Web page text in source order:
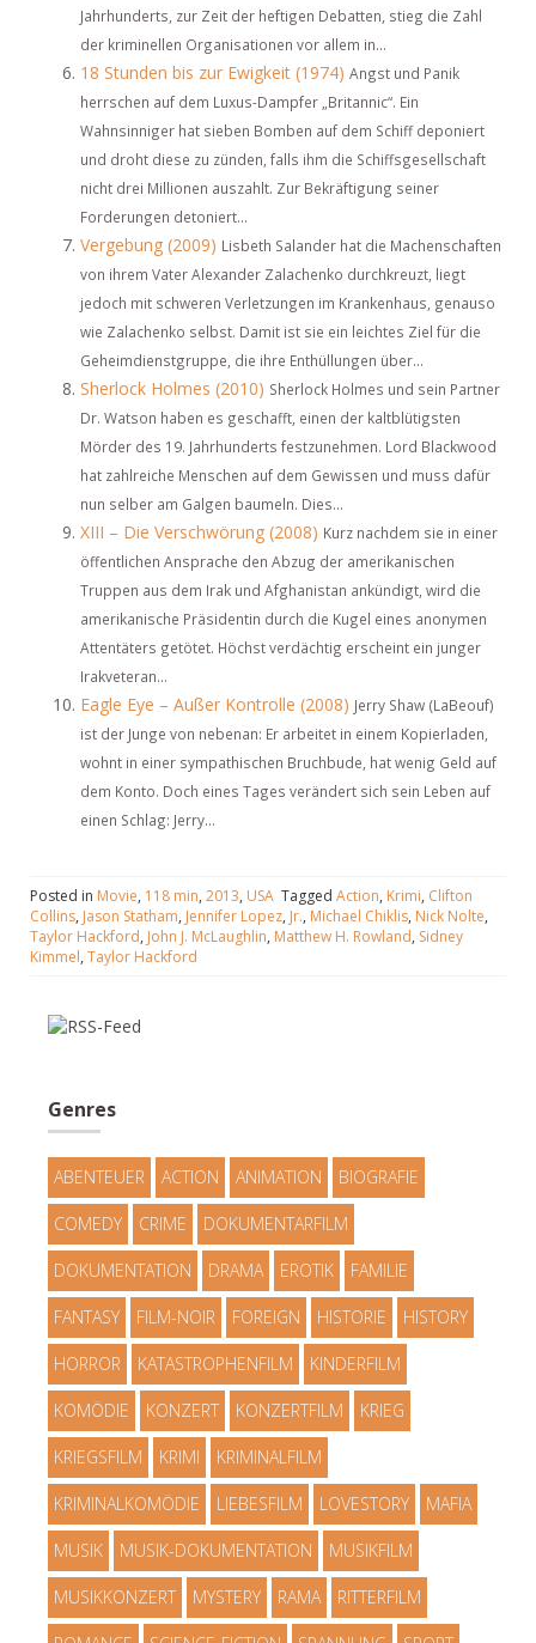
Jahrhunderts, zur Zeit der heftigen Debatten, stieg die Zahl
der kriminellen Organisationen vor allem in...
18 Stunden bis zur Ewigkeit (1974) Angst und Panik
herrschen auf dem Luxus-Dampfer „Britannic“. Ein
Wahnsinniger hat sieben Bomben auf dem Schiff deponiert
und droht diese zu zünden, falls ihm die Schiffsgesellschaft
nicht drei Millionen auszahlt. Zur Bekräftigung seiner
Forderungen detoniert...
Vergebung (2009) Lisbeth Salander hat die Machenschaften
von ihrem Vater Alexander Zalachenko durchkreuzt, liegt
jedoch mit schweren Verletzungen im Krankenhaus, genauso
wie Zalachenko selbst. Damit ist sie ein leichtes Ziel für die
Geheimdienstgruppe, die ihre Enthüllungen über...
Sherlock Holmes (2010) Sherlock Holmes und sein Partner
Dr. Watson haben es geschafft, einen der kaltblütigsten
Mörder des 19. Jahrhunderts festzunehmen. Lord Blackwood
hat zahlreiche Menschen auf dem Gewissen und muss dafür
nun selber am Galgen baumeln. Dies...
XIII – Die Verschwörung (2008) Kurz nachdem sie in einer
öffentlichen Ansprache den Abzug der amerikanischen
Truppen aus dem Irak und Afghanistan ankündigt, wird die
amerikanische Präsidentin durch die Kugel eines anonymen
Attentäters getötet. Höchst verdächtig erscheint ein junger
Irakveteran...
Eagle Eye – Außer Kontrolle (2008) Jerry Shaw (LaBeouf)
ist der Junge von nebenan: Er arbeitet in einem Kopierladen,
wohnt in einer sympathischen Bruchbude, hat wenig Geld auf
dem Konto. Doch eines Tages verändert sich sein Leben auf
einen Schlag: Jerry...
Posted in Movie, 118 min, 2013, USA Tagged Action, Krimi, Clifton
Collins, Jason Statham, Jennifer Lopez, Jr., Michael Chiklis, Nick Nolte,
Taylor Hackford, John J. McLaughlin, Matthew H. Rowland, Sidney
Kimmel, Taylor Hackford
Genres
ABENTEUER ACTION ANIMATION BIOGRAFIE
COMEDY CRIME DOKUMENTARFILM
DOKUMENTATION DRAMA EROTIK FAMILIE
FANTASY FILM-NOIR FOREIGN HISTORIE HISTORY
HORROR KATASTROPHENFILM KINDERFILM
KOMÖDIE KONZERT KONZERTFILM KRIEG
KRIEGSFILM KRIMI KRIMINALFILM
KRIMINALKOMÖDIE LIEBESFILM LOVESTORY MAFIA
MUSIK MUSIK-DOKUMENTATION MUSIKFILM
MUSIKKONZERT MYSTERY RAMA RITTERFILM